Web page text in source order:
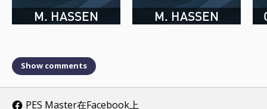
M. HASSEN M. HASSEN
Show comments
PES Master在Facebook上